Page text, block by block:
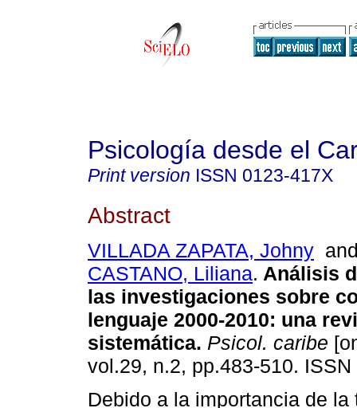
Psicología desde el
Print version ISSN 0123-417X
Abstract
VILLADA ZAPATA, Johny
CASTANO, Liliana. Análisis
las investigaciones sobre
lenguaje 2000-2010: una
sistemática. Psicol. caribe
vol.29, n.2, pp.483-510.
Debido a la importancia de la